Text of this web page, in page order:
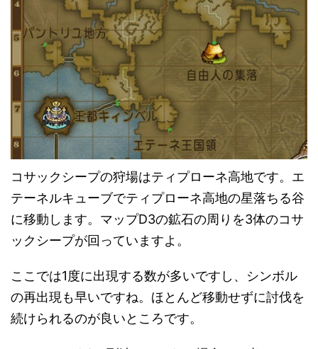
コサックシープの狩場はティプローネ高地です。エ
テーネルキューブでティプローネ高地の星落ちる谷
に移動します。マップD3の鉱石の周りを3体のコサ
ックシープが回っていますよ。
ここでは1度に出現する数が多いですし、シンボル
の再出現も早いですね。ほとんど移動せずに討伐を
続けられるのが良いところです。